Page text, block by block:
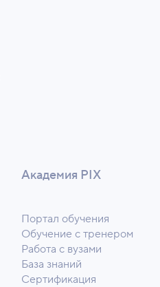
Академия PIX
Портал обучения
Обучение с тренером
Работа с вузами
База знаний
Сертификация